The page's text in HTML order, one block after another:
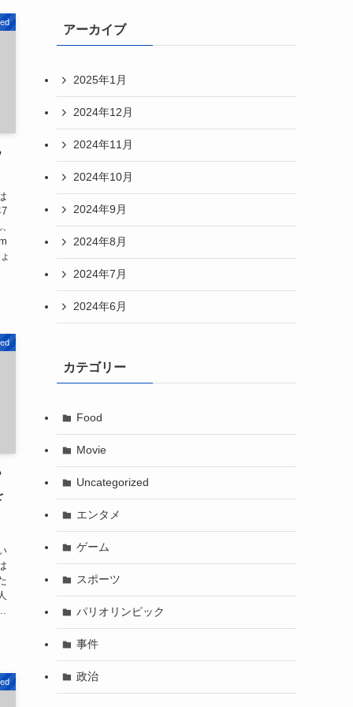
アーカイブ
2025年1月
2024年12月
2024年11月
2024年10月
2024年9月
2024年8月
2024年7月
2024年6月
カテゴリー
Food
Movie
Uncategorized
エンタメ
ゲーム
スポーツ
パリオリンピック
事件
政治